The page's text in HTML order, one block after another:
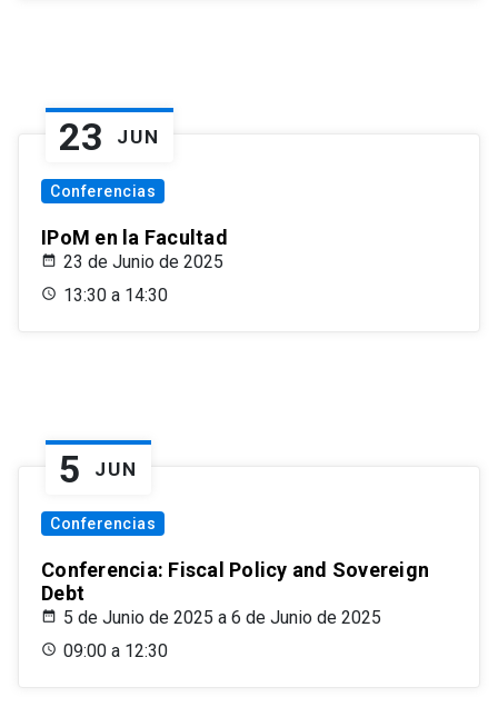
23 JUN
Conferencias
IPoM en la Facultad
23 de Junio de 2025
13:30 a 14:30
5 JUN
Conferencias
Conferencia: Fiscal Policy and Sovereign
Debt
5 de Junio de 2025 a 6 de Junio de 2025
09:00 a 12:30